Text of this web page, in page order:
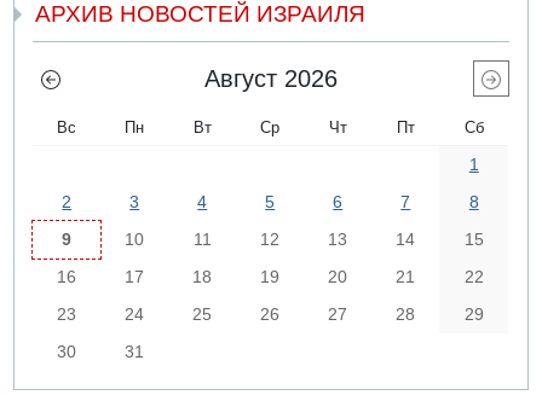
АРХИВ НОВОСТЕЙ ИЗРАИЛЯ
Август 2026
Вс Пн Вт Ср Чт Пт Сб
1
2
3 4 5 6 7
8
9
10 11 12 13 14
15
16
17 18 19 20 21
22
23
24 25 26 27 28
29
30
31